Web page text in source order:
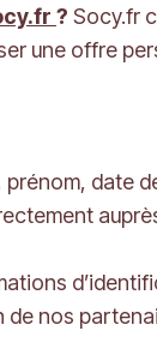
? Socy.fr
une offre
date
nos